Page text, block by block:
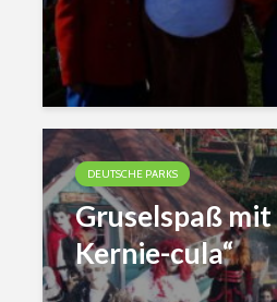
DEUTSCHE PARKS
Gruselspaß mit
Kernie-cula“